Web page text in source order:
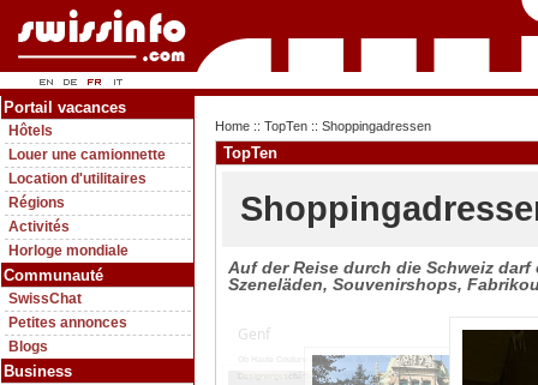
Portail vacances
Hôtels
Louer une camionnette
Location d'utilitaires
Régions
Activités
Horloge mondiale
Communauté
SwissChat
Petites annonces
Blogs
Business
Home :: TopTen :: Shoppingadressen
TopTen
Auf der Reise durch die Schweiz
Szeneläden, Souvenirshops,
Genf
Ob Haute Couture an der Rue du Rhône,
Designergeschäfte im Viertel Carouge